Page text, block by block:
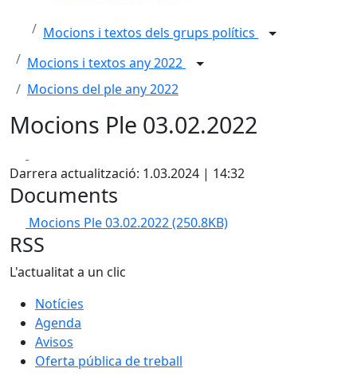
Mocions i textos dels grups polítics
Mocions i textos any 2022
Mocions del ple any 2022
Mocions Ple 03.02.2022
Darrera actualització: 1.03.2024 | 14:32
Documents
Mocions Ple 03.02.2022(250.8KB)
RSS
L'actualitat a un clic
Notícies
Agenda
Avisos
Oferta pública de treball